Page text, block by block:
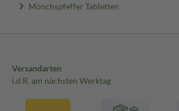
Mönchspfeffer Tabletten
Versandarten
i.d.R. am nächsten Werktag